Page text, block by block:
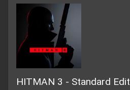
HITMAN 3 - Standard